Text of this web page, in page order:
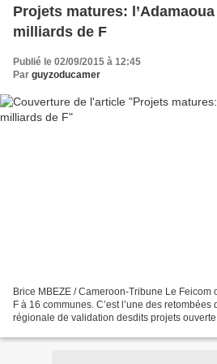
Projets matures:
milliards de F
Publié le 02/09/2015 à 12:45
Par guyzoducamer
Brice MBEZE / Cameroon-Tribune Le Feicom
F à 16 communes. C’est l’une des
régionale de validation desdits projets